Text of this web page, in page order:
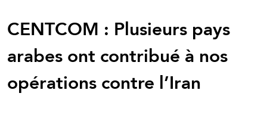
CENTCOM : Plusieurs pays
arabes ont contribué à nos
opérations contre l’Iran